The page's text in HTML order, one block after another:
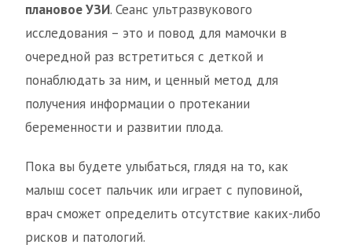
плановое УЗИ. Сеанс ультразвукового
исследования – это и повод для мамочки в
очередной раз встретиться с деткой и
понаблюдать за ним, и ценный метод для
получения информации о протекании
беременности и развитии плода.
Пока вы будете улыбаться, глядя на то, как
малыш сосет пальчик или играет с пуповиной,
врач сможет определить отсутствие каких-либо
рисков и патологий.